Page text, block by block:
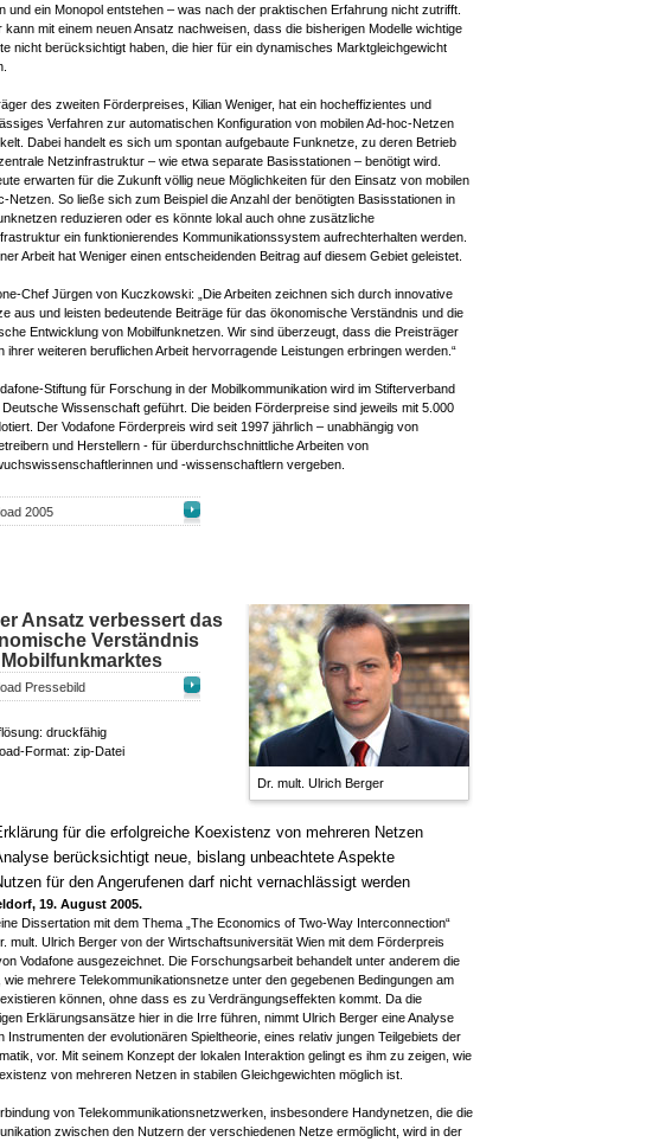
und ein Monopol entstehen – was nach der praktischen Erfahrung nicht zutrifft.
kann mit einem neuen Ansatz nachweisen, dass die bisherigen Modelle wichtige
nicht berücksichtigt haben, die hier für ein dynamisches Marktgleichgewicht
des zweiten Förderpreises, Kilian Weniger, hat ein hocheffizientes und
Verfahren zur automatischen Konfiguration von mobilen Ad-hoc-Netzen
Dabei handelt es sich um spontan aufgebaute Funknetze, zu deren Betrieb
Netzinfrastruktur – wie etwa separate Basisstationen – benötigt wird.
erwarten für die Zukunft völlig neue Möglichkeiten für den Einsatz von mobilen
Netzen. So ließe sich zum Beispiel die Anzahl der benötigten Basisstationen in
reduzieren oder es könnte lokal auch ohne zusätzliche
ein funktionierendes Kommunikationssystem aufrechterhalten werden.
Arbeit hat Weniger einen entscheidenden Beitrag auf diesem Gebiet geleistet.
Chef Jürgen von Kuczkowski: „Die Arbeiten zeichnen sich durch innovative
aus und leisten bedeutende Beiträge für das ökonomische Verständnis und die
Entwicklung von Mobilfunknetzen. Wir sind überzeugt, dass die Preisträger
ihrer weiteren beruflichen Arbeit hervorragende Leistungen erbringen werden.“
Stiftung für Forschung in der Mobilkommunikation wird im Stifterverband
Deutsche Wissenschaft geführt. Die beiden Förderpreise sind jeweils mit 5.000
Der Vodafone Förderpreis wird seit 1997 jährlich – unabhängig von
und Herstellern - für überdurchschnittliche Arbeiten von
und -wissenschaftlern vergeben.
2005
Ansatz verbessert das
Verständnis
Pressebild
druckfähig
Format: zip-Datei
Dr. mult. Ulrich Berger
für die erfolgreiche Koexistenz von mehreren Netzen
berücksichtigt neue, bislang unbeachtete Aspekte
für den Angerufenen darf nicht vernachlässigt werden
19. August 2005.
Dissertation mit dem Thema „The Economics of Two-Way Interconnection“
mult. Ulrich Berger von der Wirtschaftsuniversität Wien mit dem Förderpreis
Vodafone ausgezeichnet. Die Forschungsarbeit behandelt unter anderem die
wie mehrere Telekommunikationsnetze unter den gegebenen Bedingungen am
können, ohne dass es zu Verdrängungseffekten kommt. Da die
Erklärungsansätze hier in die Irre führen, nimmt Ulrich Berger eine Analyse
Instrumenten der evolutionären Spieltheorie, eines relativ jungen Teilgebiets der
vor. Mit seinem Konzept der lokalen Interaktion gelingt es ihm zu zeigen, wie
von mehreren Netzen in stabilen Gleichgewichten möglich ist.
von Telekommunikationsnetzwerken, insbesondere Handynetzen, die die
zwischen den Nutzern der verschiedenen Netze ermöglicht, wird in der